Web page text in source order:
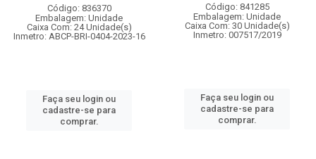
Código: 836370
Embalagem: Unidade
Caixa Com: 24 Unidade(s)
Inmetro: ABCP-BRI-0404-2023-16
Faça seu login ou
cadastre-se para
comprar.
Código: 841285
Embalagem: Unidade
Caixa Com: 30 Unidade(s)
Inmetro: 007517/2019
Faça seu login ou
cadastre-se para
comprar.